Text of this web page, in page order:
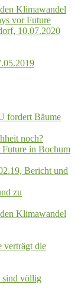
Klimawandel
vor Future
10.07.2020
fordert Bäume
noch?
Future in Bochum
Bericht und
zu
Klimawandel
verträgt die
sind völlig